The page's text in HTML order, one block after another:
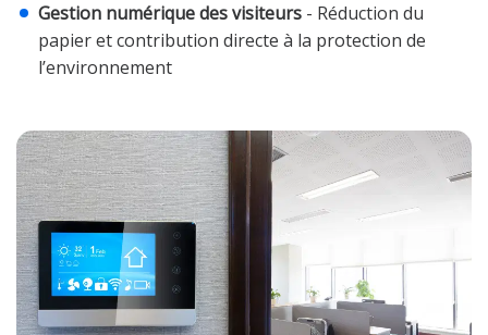
Gestion numérique des visiteurs - Réduction du
papier et contribution directe à la protection de
l’environnement